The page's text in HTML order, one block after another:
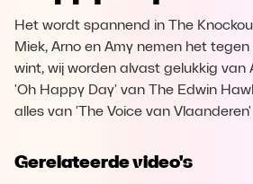
Het wordt spannend in The
Miek, Arno en Amy nemen het
wint, wij worden alvast gelukkig van
'Oh Happy Day' van The Edwin
alles van 'The Voice van
Gerelateerde video's